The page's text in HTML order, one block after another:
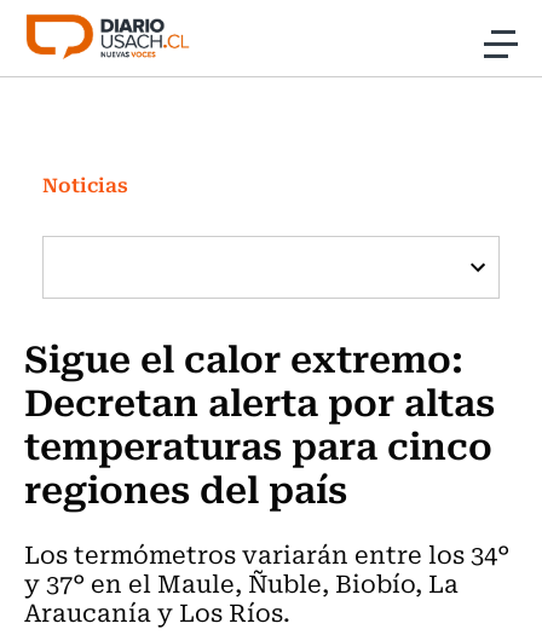
Click acá para ir directamente al contenido
Investigación
Cultura
Programas Radio y TV Usach
Noticias
Sigue el calor extremo:
Decretan alerta por altas
temperaturas para cinco
regiones del país
Los termómetros variarán entre los 34°
y 37° en el Maule, Ñuble, Biobío, La
Araucanía y Los Ríos.